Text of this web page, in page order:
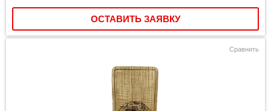
ОСТАВИТЬ ЗАЯВКУ
Сравнить